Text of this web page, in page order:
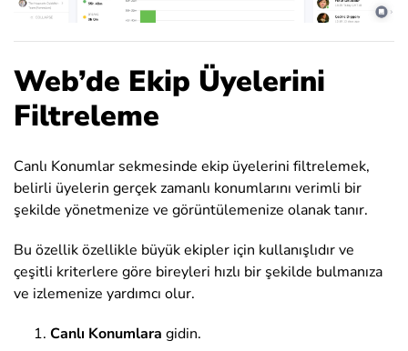
Web’de Ekip Üyelerini
Filtreleme
Canlı Konumlar sekmesinde ekip üyelerini filtrelemek,
belirli üyelerin gerçek zamanlı konumlarını verimli bir
şekilde yönetmenize ve görüntülemenize olanak tanır.
Bu özellik özellikle büyük ekipler için kullanışlıdır ve
çeşitli kriterlere göre bireyleri hızlı bir şekilde bulmanıza
ve izlemenize yardımcı olur.
Canlı Konumlara gidin.